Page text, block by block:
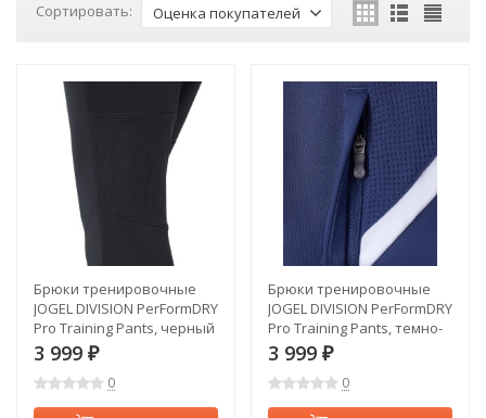
Сортировать: Оценка покупателей
Брюки тренировочные
JOGEL DIVISION PerFormDRY
Pro Training Pants, черный
(1950037)
3 999 ₽
0
Брюки тренировочные
JOGEL DIVISION PerFormDRY
Pro Training Pants, темно-
синий (1950092)
3 999 ₽
0